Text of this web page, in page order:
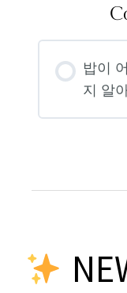
밥이
지 알